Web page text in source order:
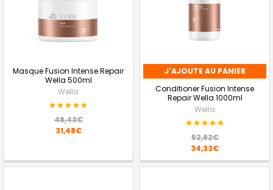
Masque Fusion Intense Repair
Wella 500ml
Wella
48,43€
31,48€
J'AJOUTE AU PANIER
Conditioner Fusion Intense
Repair Wella 1000ml
Wella
52,82€
34,33€